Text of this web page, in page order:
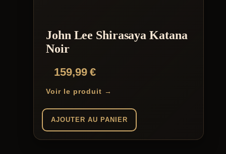
John Lee Shirasaya Katana
Noir
159,99€
Voir le produit →
AJOUTER AU PANIER